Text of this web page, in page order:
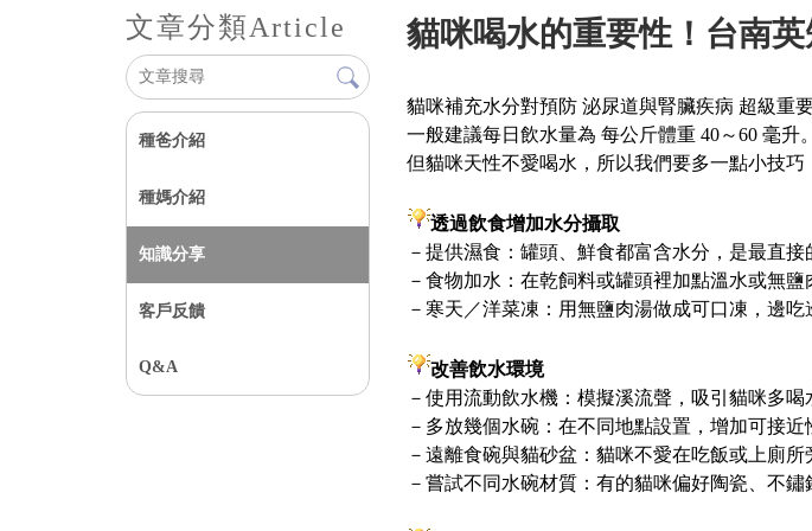
文章分類Article
種爸介紹
種媽介紹
知識分享
客戶反饋
Q&A
貓咪喝水的重要性！台南
貓咪補充水分對預防 泌尿道與腎臟疾病 超級重要
一般建議每日飲水量為 每公斤體重 40～60 毫升。
但貓咪天性不愛喝水，所以我們要多一點小技巧
透過飲食增加水分攝取
－提供濕食：罐頭、鮮食都富含水分，是最直接
－食物加水：在乾飼料或罐頭裡加點溫水或無鹽
－寒天／洋菜凍：用無鹽肉湯做成可口凍，邊吃
改善飲水環境
－使用流動飲水機：模擬溪流聲，吸引貓咪多喝
－多放幾個水碗：在不同地點設置，增加可接近
－遠離食碗與貓砂盆：貓咪不愛在吃飯或上廁所
－嘗試不同水碗材質：有的貓咪偏好陶瓷、不鏽